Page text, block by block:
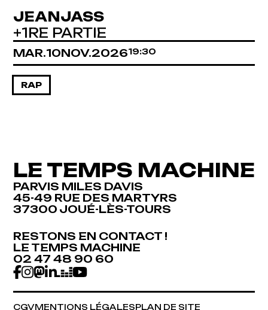
JEANJASS
+1RE PARTIE
MARDI
MAR.10NOVEMBRE
NOV.202619:30
RAP
LE TEMPS MACHINE
PARVIS MILES DAVIS
45-49 RUE DES MARTYRS
37300 JOUÉ-LÈS-TOURS
RESTONS EN CONTACT !
LE TEMPS MACHINE
02 47 48 90 60
CGVMENTIONS LÉGALESPLAN DE SITE
RESTONS EN CONTACT !
LE TEMPS MACHINE
02 47 48 90 60
CGVMENTIONS LÉGALESPLAN DE SITE